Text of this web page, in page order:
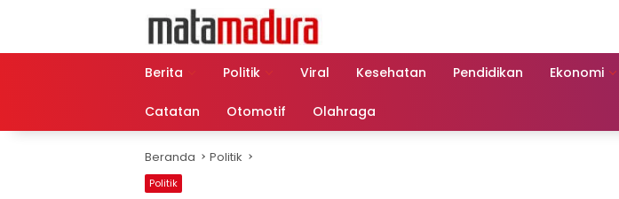
Berita
Politik Viral Kesehatan Pendidikan Ekonomi
Catatan Otomotif Olahraga
Beranda Politik
Politik